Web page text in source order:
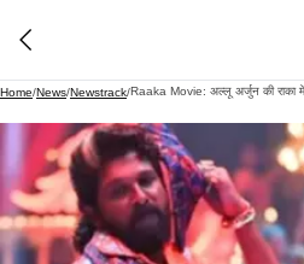
Home/News/Newstrack/Raaka Movie: अल्लू अर्जुन की राका में